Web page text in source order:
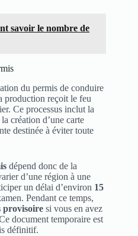
savoir le nombre de
du permis de conduire
production reçoit le feu
Ce processus inclut la
création d’une carte
destinée à éviter toute
dépend donc de la
d’une région à une
un délai d’environ 15
Pendant ce temps,
provisoire si vous en avez
document temporaire est
définitif.